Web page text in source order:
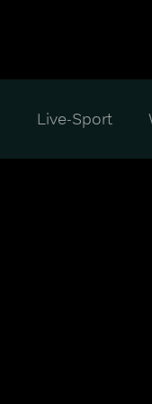
Live-Sport